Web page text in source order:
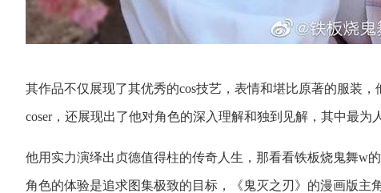
其作品不仅展现了其优秀的cos技艺，表情和堪比原著的服装
coser，还展现出了他对角色的深入理解和独到见解，其中最为
他用实力演绎出贞德值得柱的传奇人生，那看看铁板烧鬼舞w
角色的体验是追求图集极致的目标，《鬼灭之刃》的漫画版主